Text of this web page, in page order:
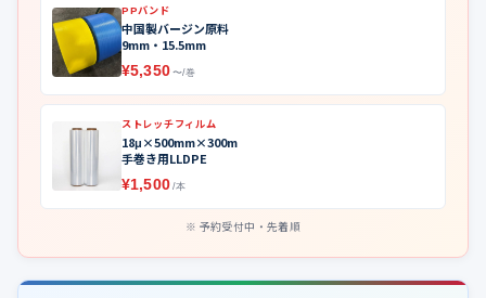
PPバンド
中国製バージン原料
9mm・15.5mm
¥5,350 〜/巻
ストレッチフィルム
18μ×500mm×300m
手巻き用LLDPE
¥1,500 /本
予約受付中・先着順